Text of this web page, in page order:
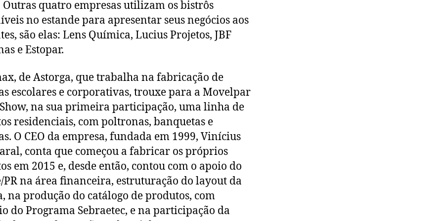
quatro empresas utilizam os bistrôs
no estande para apresentar seus negócios aos
são elas: Lens Química, Lucius Projetos, JBF
e Estopar.
de Astorga, que trabalha na fabricação de
escolares e corporativas, trouxe para a Movelpar
na sua primeira participação, uma linha de
residenciais, com poltronas, banquetas e
O CEO da empresa, fundada em 1999, Vinícius
conta que começou a fabricar os próprios
em 2015 e, desde então, contou com o apoio do
PR na área financeira, estruturação do layout da
na produção do catálogo de produtos, com
do Programa Sebraetec, e na participação da